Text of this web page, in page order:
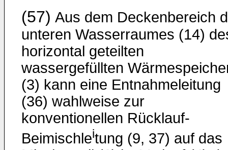
(57) Aus dem Deckenbereich
unteren Wasserraumes (14)
horizontal geteilten
wassergefüllten
(3) kann eine Entnahmeleitung
(36) wahlweise zur
konventionellen Rücklauf-
Beimischleitung (9, 37) auf das